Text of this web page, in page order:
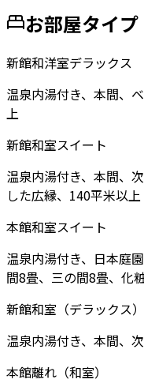
お部屋タイプ
新館和洋室デラックス
温泉内湯付き、本間、
上
新館和室スイート
温泉内湯付き、本間、
した広縁、140平米以上
本館和室スイート
温泉内湯付き、日本庭
間8畳、三の間8畳、化
新館和室（デラックス）
温泉内湯付き、本間、
本館離れ（和室）